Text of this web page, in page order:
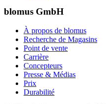
blomus GmbH
À propos de blomus
Recherche de Magasins
Point de vente
Carrière
Concepteurs
Presse & Médias
Prix
Durabilité